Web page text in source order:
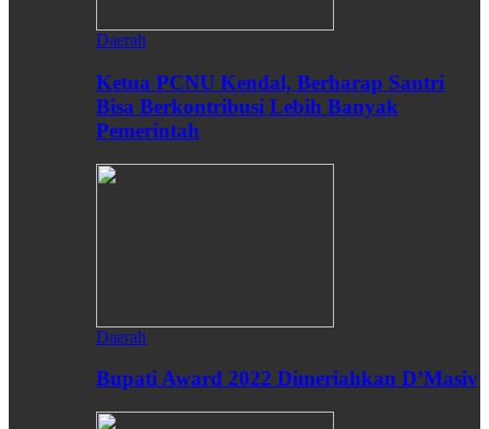
Daerah
Ketua PCNU Kendal, Berharap Santri
Bisa Berkontribusi Lebih Banyak
Pemerintah
Daerah
Bupati Award 2022 Dimeriahkan D’Masiv